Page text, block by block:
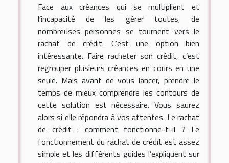
Face aux créances qui se multiplient et
l’incapacité de les gérer toutes, de
nombreuses personnes se tournent vers le
rachat de crédit. C’est une option bien
intéressante. Faire racheter son crédit, c’est
regrouper plusieurs créances en cours en une
seule. Mais avant de vous lancer, prendre le
temps de mieux comprendre les contours de
cette solution est nécessaire. Vous saurez
alors si elle répondra à vos attentes. Le rachat
de crédit : comment fonctionne-t-il ? Le
fonctionnement du rachat de crédit est assez
simple et les différents guides l’expliquent sur